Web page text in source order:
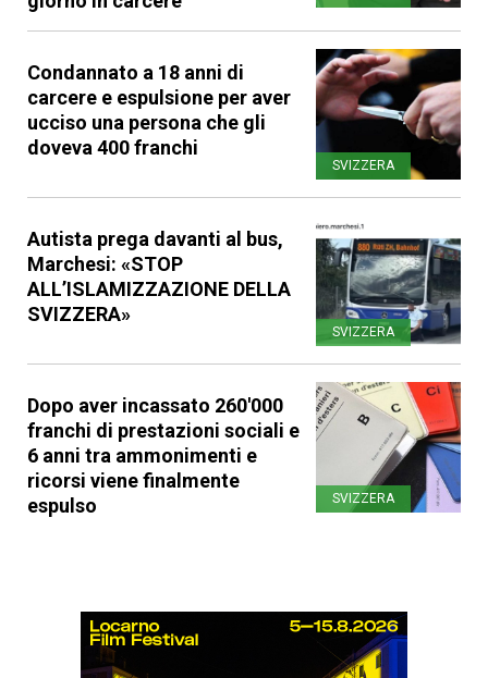
Condannato a 18 anni di
carcere e espulsione per aver
ucciso una persona che gli
doveva 400 franchi
SVIZZERA
Autista prega davanti al bus,
Marchesi: «STOP
ALL’ISLAMIZZAZIONE DELLA
SVIZZERA»
SVIZZERA
Dopo aver incassato 260'000
franchi di prestazioni sociali e
6 anni tra ammonimenti e
ricorsi viene finalmente
espulso
SVIZZERA